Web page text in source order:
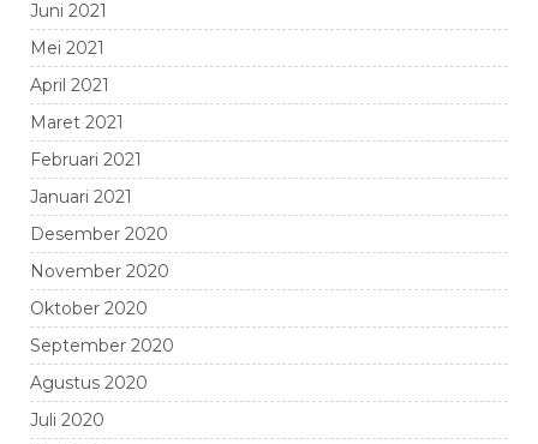
Juni 2021
Mei 2021
April 2021
Maret 2021
Februari 2021
Januari 2021
Desember 2020
November 2020
Oktober 2020
September 2020
Agustus 2020
Juli 2020